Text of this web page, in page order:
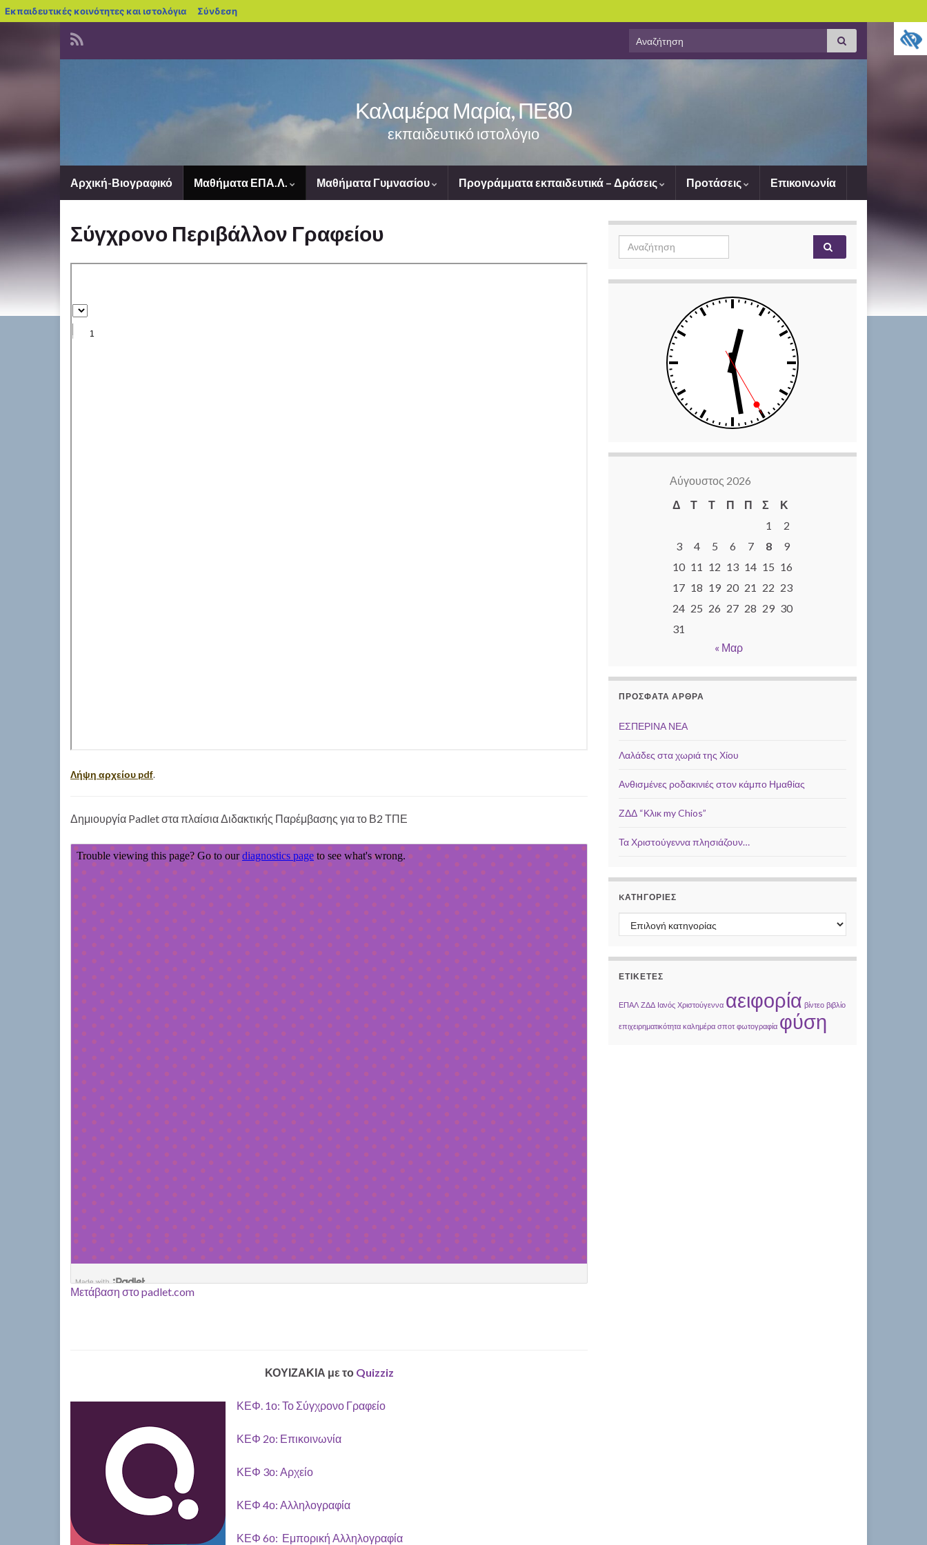
Εκπαιδευτικές κοινότητες και ιστολόγια blogs.sch.gr
Σύνδεση
Search
Καλαμέρα Μαρία, ΠΕ80
εκπαιδευτικό ιστολόγιο
Αρχική-Βιογραφικό Μαθήματα ΕΠΑ.Λ. Μαθήματα Γυμνασίου Προγράμματα εκπαιδευτικά – Δράσεις Προτάσεις Επικοινωνία
Σύγχρονο Περιβάλλον Γραφείου
Λήψη αρχείου pdf.
Δημιουργία Padlet στα πλαίσια Διδακτικής Παρέμβασης για το Β2 ΤΠΕ
Μετάβαση στο padlet.com
ΚΟΥΙΖΑΚΙΑ με το Quizziz
ΚΕΦ. 1ο: Το Σύγχρονο Γραφείο
ΚΕΦ 2ο: Επικοινωνία
ΚΕΦ 3ο: Αρχείο
ΚΕΦ 4ο: Αλληλογραφία
ΚΕΦ 6ο: Εμπορική Αλληλογραφία
Search
for:
Αύγουστος 2026
Δ
Τ Τ Π Π Σ
Κ
1
2
3
4 5 6 7 8
9
10 11 12 13 14 15 16
17 18 19 20 21 22 23
24 25 26 27 28 29 30
31
« Μαρ
ΠΡΌΣΦΑΤΑ ΆΡΘΡΑ
ΕΣΠΕΡΙΝΑ ΝΕΑ
Λαλάδες στα χωριά της Χίου
Ανθισμένες ροδακινιές στον κάμπο Ημαθίας
ΖΔΔ “Κλικ my Chios”
Τα Χριστούγεννα πλησιάζουν…
KΑΤΗΓΟΡΊΕΣ
Kατηγορίες
ΕΤΙΚΈΤΕΣ
ΕΠΑΛ ΖΔΔ Ιανός Χριστούγεννα αειφορία βίντεο βιβλίο
επιχειρηματικότητα καλημέρα σποτ φωτογραφία φύση